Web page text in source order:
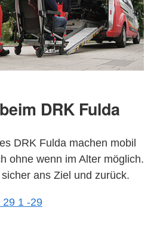
DRK Fulda
DRK Fulda machen mobil
ohne wenn im Alter möglich.
ans Ziel und zurück.
29 1 -29